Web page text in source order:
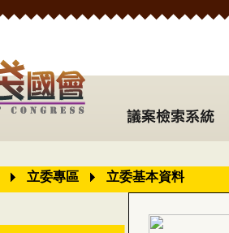
立委專區 立委基本資料